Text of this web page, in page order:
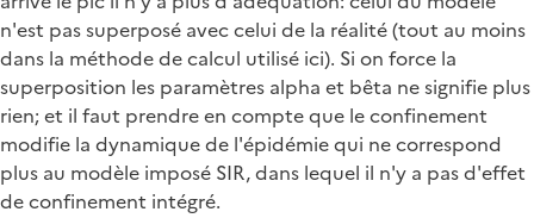
n'est pas superposé avec celui de la réalité (tout au moins
dans la méthode de calcul utilisé ici). Si on force la
superposition les paramètres alpha et bêta ne signifie plus
rien; et il faut prendre en compte que le confinement
modifie la dynamique de l'épidémie qui ne correspond
plus au modèle imposé SIR, dans lequel il n'y a pas d'effet
de confinement intégré.